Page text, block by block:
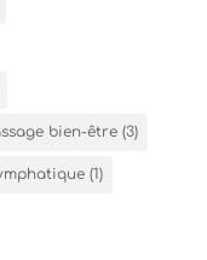
bien-être(3)
(1)